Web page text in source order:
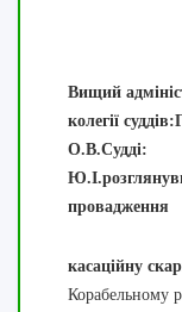
Вищий
колегії
О.В.Судді:
провадження
касаційну
Корабельному